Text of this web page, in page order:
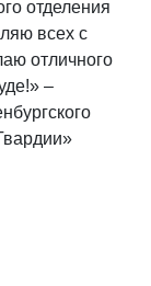
отделения
всех с
отличного
–